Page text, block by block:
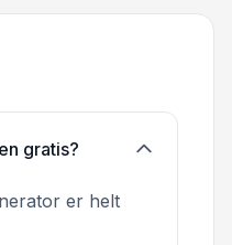
gratis?
er helt